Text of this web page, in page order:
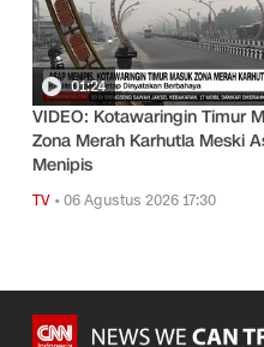
01:24
VIDEO: Kotawaringin Timur
Zona Merah Karhutla Meski
Menipis
TV •06 Agustus 2026 17:30